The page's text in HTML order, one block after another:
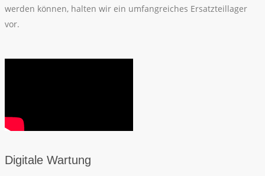
werden können, halten wir ein umfangreiches Ersatzteillager
vor.
Digitale Wartung